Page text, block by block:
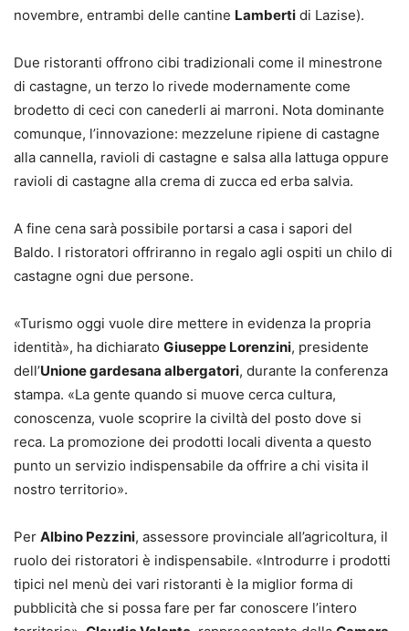
novembre, entrambi delle cantine Lamberti di Lazise).
Due ristoranti offrono cibi tradizionali come il minestrone
di castagne, un terzo lo rivede modernamente come
brodetto di ceci con canederli ai marroni. Nota dominante
comunque, l’innovazione: mezzelune ripiene di castagne
alla cannella, ravioli di castagne e salsa alla lattuga oppure
ravioli di castagne alla crema di zucca ed erba salvia.
A fine cena sarà possibile portarsi a casa i sapori del
Baldo. I ristoratori offriranno in regalo agli ospiti un chilo di
castagne ogni due persone.
«Turismo oggi vuole dire mettere in evidenza la propria
identità», ha dichiarato Giuseppe Lorenzini, presidente
dell’Unione gardesana albergatori, durante la conferenza
stampa. «La gente quando si muove cerca cultura,
conoscenza, vuole scoprire la civiltà del posto dove si
reca. La promozione dei prodotti locali diventa a questo
punto un servizio indispensabile da offrire a chi visita il
nostro territorio».
Per Albino Pezzini, assessore provinciale all’agricoltura, il
ruolo dei ristoratori è indispensabile. «Introdurre i prodotti
tipici nel menù dei vari ristoranti è la miglior forma di
pubblicità che si possa fare per far conoscere l’intero